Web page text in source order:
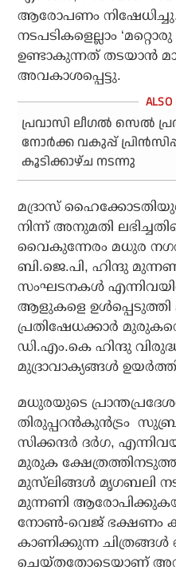
ആരോപണം നിഷേധിച്ചു.
നടപടികളെല്ലാം
ഉണ്ടാകുന്നത് തടയാൻ
അവകാശപ്പെട്ടു.
പ്രവാസി ലീഗല്‍ സെല്‍
നോര്‍ക്ക വകുപ്പ്
കൂടിക്കാഴ്ച നടന്നു
മദ്രാസ്
നിന്ന് അനുമതി
വൈകുന്നേരം മധുര
ബി.ജെ.പി, ഹിന്ദു
സംഘടനകൾ എന്നിവയിൽ
ആളുകളെ ഉൾപ്പെടുത്തി
പ്രതിഷേധക്കാർ
ഡി.എം.കെ ഹിന്ദു
മുദ്രാവാക്യങ്ങൾ
മധുരയുടെ
തിരുപ്പറൻകുൻട്രം
സിക്കന്ദർ ദർഗ,
മുരുക
മുസ്‌ലിങ്ങൾ മൃഗബലി
മുന്നണി
നോൺ-വെജ് ഭക്ഷണം
കാണിക്കുന്ന
ചെയ്തതോടെയാണ്